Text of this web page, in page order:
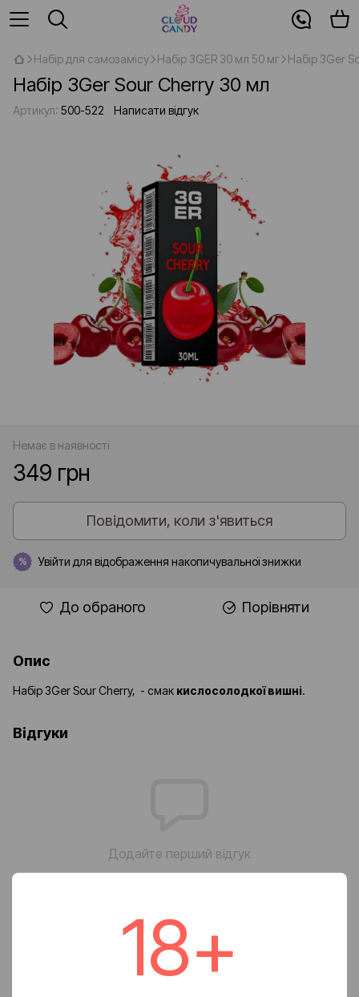
18+
Набір для самозамісу Набір 3GER 30 мл 50 мг Набір 3Ger
Набір 3Ger Sour Cherry 30 мл
Артикул: 500-522 Написати відгук
Немає в наявності
349 грн
Повідомити, коли з'явиться
% Увійти для відображення накопичувальної знижки
До обраного Порівняти
Опис
Набір 3Ger Sour Cherry, - смак кислосолодкої вишні.
Відгуки
Додайте перший відгук
Оплата